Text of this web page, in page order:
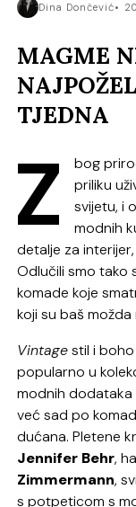
Dina Dončević
MAGME
TJEDNA
Z
bog
priliku
svijetu, i
modnih
detalje za
Odlučili smo tako
komade koje
koji su baš
Vintagestil i
popularno u
modnih dodataka
već sad po
dućana. Pletene
Jennifer Behr,
Zimmermann,
s potpeticom s